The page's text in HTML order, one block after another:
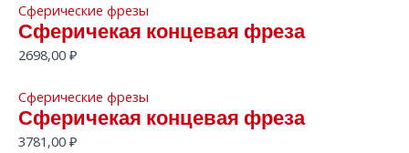
Сферические фрезы
Сферичекая концевая фреза
2698,00 ₽
Сферические фрезы
Сферичекая концевая фреза
3781,00 ₽